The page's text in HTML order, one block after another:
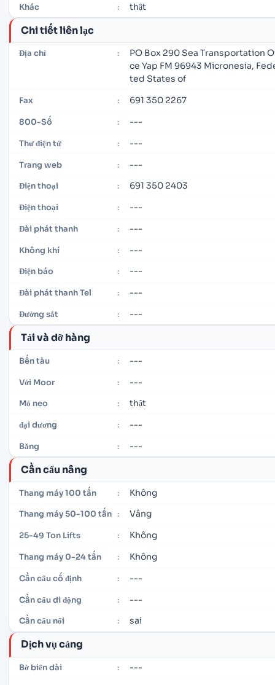
Khác : thật
Chi tiết liên lạc
Địa chỉ :
PO Box 290 Sea Transportation
ce Yap FM 96943 Micronesia,
ted States of
Fax : 691 350 2267
800-Số : ---
Thư điện tử : ---
Trang web : ---
Điện thoại : 691 350 2403
Điện thoại : ---
Đài phát thanh : ---
Không khí : ---
Điện báo : ---
Đài phát thanh Tel : ---
Đường sắt : ---
Tải và dỡ hàng
Bến tàu : ---
Với Moor : ---
Mỏ neo : thật
đại dương : ---
Băng : ---
Cần cẩu nâng
Thang máy 100 tấn : Không
Thang máy 50-100 tấn : Vâng
25-49 Ton Lifts : Không
Thang máy 0-24 tấn : Không
Cần cẩu cố định : ---
Cần cẩu di động : ---
Cần cẩu nổi : sai
Dịch vụ cảng
Bờ biển dài : ---